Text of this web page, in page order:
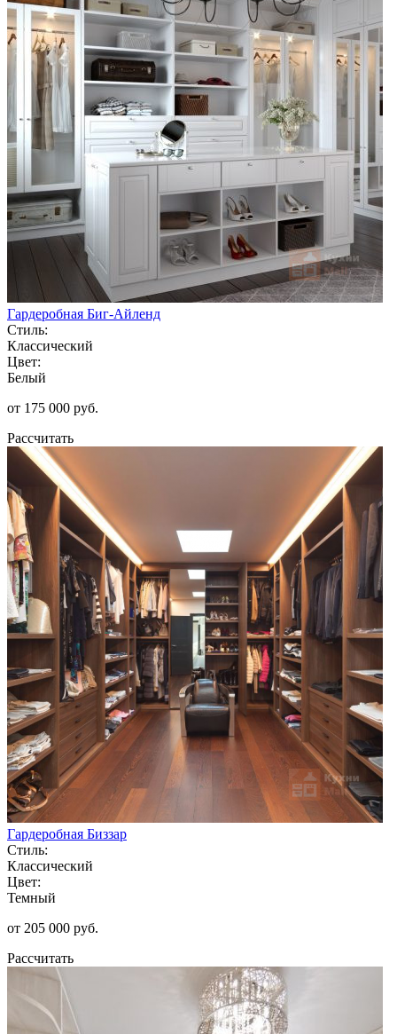
Гардеробная Биг-Айленд
Стиль:
Классический
Цвет:
Белый
от 175 000 руб.
Рассчитать
Гардеробная Биззар
Стиль:
Классический
Цвет:
Темный
от 205 000 руб.
Рассчитать